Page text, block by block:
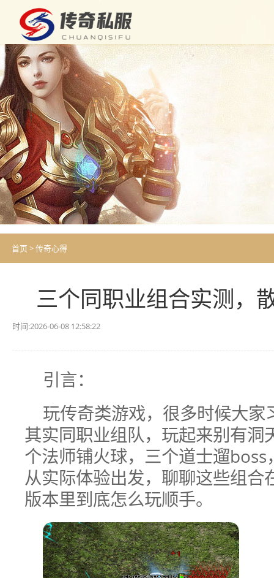
首页 >传奇心得
三个同职业组合实测，
时间:2026-06-08 12:58:22
引言：
玩传奇类游戏，很多时候大
其实同职业组队，玩起来别有洞
个法师铺火球，三个道士遛
从实际体验出发，聊聊这些组合
版本里到底怎么玩顺手。